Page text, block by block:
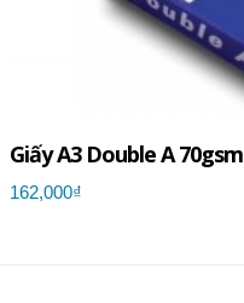
Giấy A3 Double A 70gsm
162,000₫